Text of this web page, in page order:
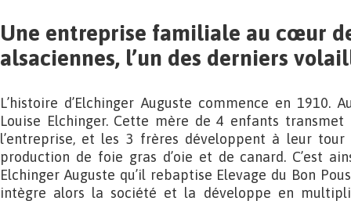
Une entreprise familiale au cœur
alsaciennes, l’un des derniers
L’histoire d’Elchinger Auguste commence en 1910.
Louise Elchinger. Cette mère de 4 enfants transmet
l’entreprise, et les 3 frères développent à leur tour
production de foie gras d’oie et de canard. C’est
Elchinger Auguste qu’il rebaptise Elevage du Bon
intègre alors la société et la développe en